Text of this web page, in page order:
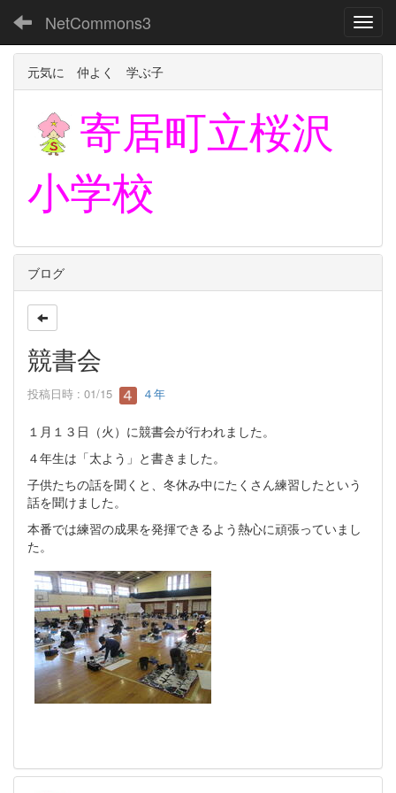
NetCommons3
元気に 仲よく 学ぶ子
寄居町立桜沢
小学校
ブログ
競書会
投稿日時 : 01/15 ４年
１月１３日（火）に競書会が行われました。
４年生は「太よう」と書きました。
子供たちの話を聞くと、冬休み中にたくさん練習したという
話を聞けました。
本番では練習の成果を発揮できるよう熱心に頑張っていまし
た。